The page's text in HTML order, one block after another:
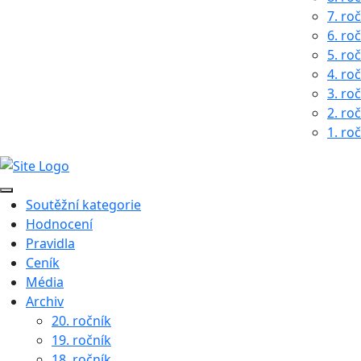
7.
6.
5.
4.
3.
2.
1.
Soutěžní kategorie
Hodnocení
Pravidla
Ceník
Média
Archiv
20. ročník
19. ročník